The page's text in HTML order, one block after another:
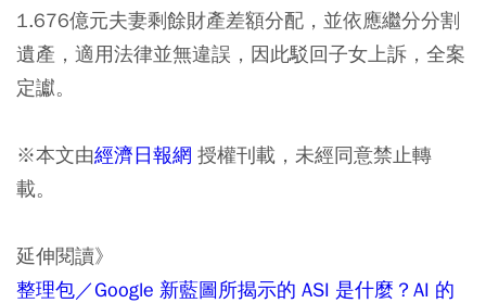
1.676億元夫妻剩餘財產差額分配，並依應繼分分割
遺產，適用法律並無違誤，因此駁回子女上訴，全案
定讞。
※本文由經濟日報網 授權刊載，未經同意禁止轉
載。
延伸閱讀》
整理包／Google 新藍圖所揭示的 ASI 是什麼？AI 的